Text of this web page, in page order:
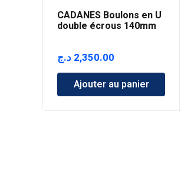
CADANES Boulons en U
double écrous 140mm
2,350.00 د.ج
Ajouter au panier